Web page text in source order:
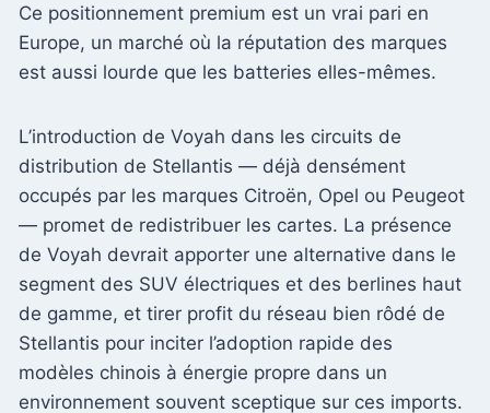
Ce positionnement premium est un vrai pari en
Europe, un marché où la réputation des marques
est aussi lourde que les batteries elles-mêmes.
L’introduction de Voyah dans les circuits de
distribution de Stellantis — déjà densément
occupés par les marques Citroën, Opel ou Peugeot
— promet de redistribuer les cartes. La présence
de Voyah devrait apporter une alternative dans le
segment des SUV électriques et des berlines haut
de gamme, et tirer profit du réseau bien rôdé de
Stellantis pour inciter l’adoption rapide des
modèles chinois à énergie propre dans un
environnement souvent sceptique sur ces imports.